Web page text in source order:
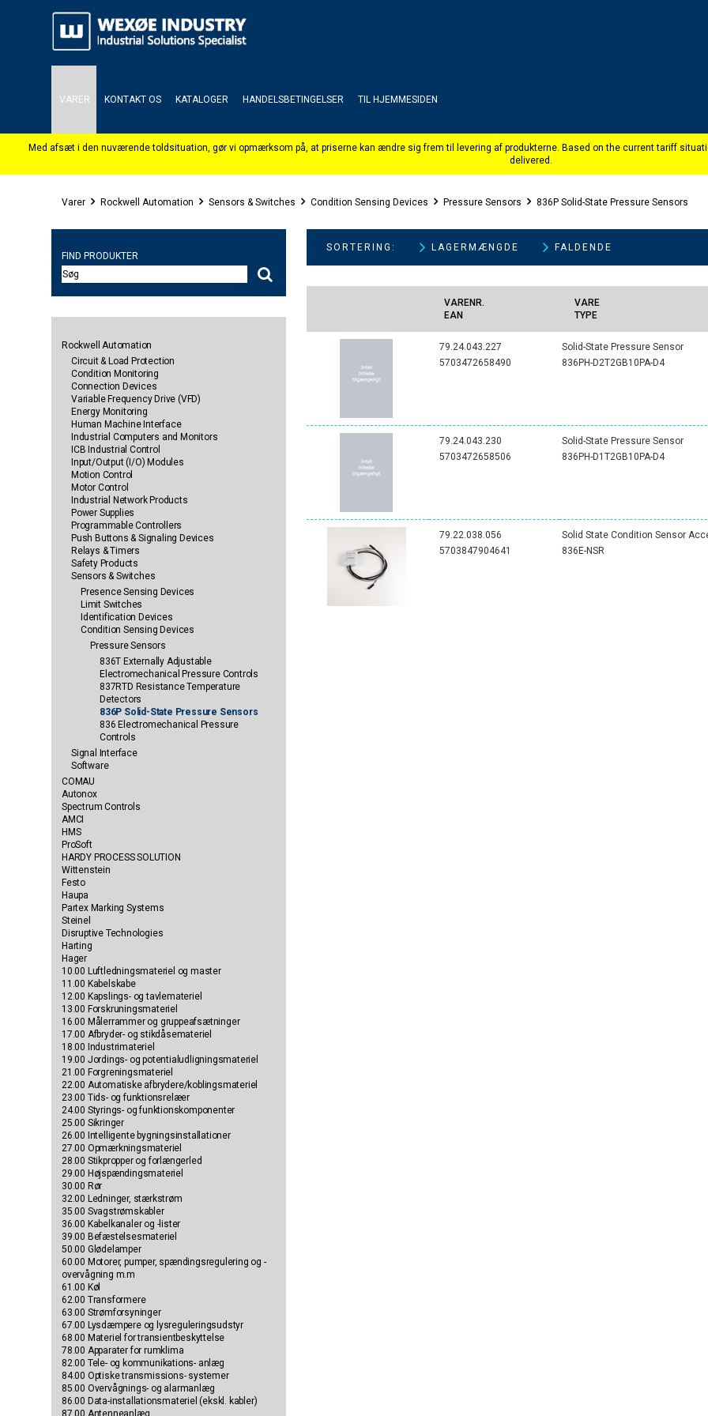
VARER KONTAKT OS KATALOGER HANDELSBETINGELSER TIL HJEMMESIDEN
Varer Rockwell Automation Sensors & Switches Condition Sensing Devices Pressure Sensors 836P Solid-State Pressure Sensors
FIND PRODUKTER
Rockwell Automation
Circuit & Load Protection
Condition Monitoring
Connection Devices
Variable Frequency Drive (VFD)
Energy Monitoring
Human Machine Interface
Industrial Computers and Monitors
ICB Industrial Control
Input/Output (I/O) Modules
Motion Control
Motor Control
Industrial Network Products
Power Supplies
Programmable Controllers
Push Buttons & Signaling Devices
Relays & Timers
Safety Products
Sensors & Switches
Presence Sensing Devices
Limit Switches
Identification Devices
Condition Sensing Devices
Pressure Sensors
836T Externally Adjustable
Electromechanical Pressure Controls
837RTD Resistance Temperature
Detectors
836P Solid-State Pressure Sensors
836 Electromechanical Pressure
Controls
Signal Interface
Software
COMAU
Autonox
Spectrum Controls
AMCI
HMS
ProSoft
HARDY PROCESS SOLUTION
Wittenstein
Festo
Haupa
Partex Marking Systems
Steinel
Disruptive Technologies
Harting
Hager
10.00 Luftledningsmateriel og master
11.00 Kabelskabe
12.00 Kapslings- og tavlemateriel
13.00 Forskruningsmateriel
16.00 Målerrammer og gruppeafsætninger
17.00 Afbryder- og stikdåsemateriel
18.00 Industrimateriel
19.00 Jordings- og potentialudligningsmateriel
21.00 Forgreningsmateriel
22.00 Automatiske afbrydere/koblingsmateriel
23.00 Tids- og funktionsrelæer
24.00 Styrings- og funktionskomponenter
25.00 Sikringer
26.00 Intelligente bygningsinstallationer
27.00 Opmærkningsmateriel
28.00 Stikpropper og forlængerled
29.00 Højspændingsmateriel
30.00 Rør
32.00 Ledninger, stærkstrøm
35.00 Svagstrømskabler
36.00 Kabelkanaler og -lister
39.00 Befæstelsesmateriel
50.00 Glødelamper
60.00 Motorer, pumper, spændingsregulering og -
overvågning m.m
61.00 Køl
62.00 Transformere
63.00 Strømforsyninger
67.00 Lysdæmpere og lysreguleringsudstyr
68.00 Materiel for transientbeskyttelse
78.00 Apparater for rumklima
82.00 Tele- og kommunikations- anlæg
84.00 Optiske transmissions- systemer
85.00 Overvågnings- og alarmanlæg
86.00 Data-installationsmateriel (ekskl. kabler)
SORTERING:
VARENR.
EAN
VARE
TYPE
79.24.043.227
5703472658490
Solid-State Pressure Sensor
836PH-D2T2GB10PA-D4
79.24.043.230
5703472658506
Solid-State Pressure Sensor
836PH-D1T2GB10PA-D4
79.22.038.056
5703847904641
Solid State Condition Sensor
836E-NSR